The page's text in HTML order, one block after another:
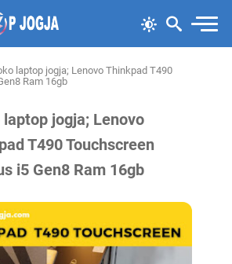
laptop jogja; Lenovo Thinkpad T490
Ram 16gb
jogja; Lenovo
T490 Touchscreen
i5 Gen8 Ram 16gb